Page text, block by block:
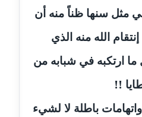
مثل سنها ظناً منه أن
الله منه الذي
ارتكبه في شبابه من
!!
باطلة لا لشيء